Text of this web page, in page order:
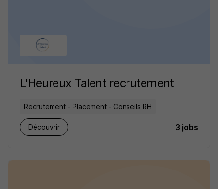
L'Heureux Talent recrutement
Recrutement - Placement - Conseils RH
Découvrir 3 jobs